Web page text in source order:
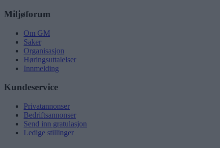
Miljøforum
Om GM
Saker
Organisasjon
Høringsuttalelser
Innmelding
Kundeservice
Privatannonser
Bedriftsannonser
Send inn gratulasjon
Ledige stillinger